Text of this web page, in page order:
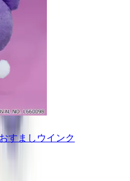
すましウインク